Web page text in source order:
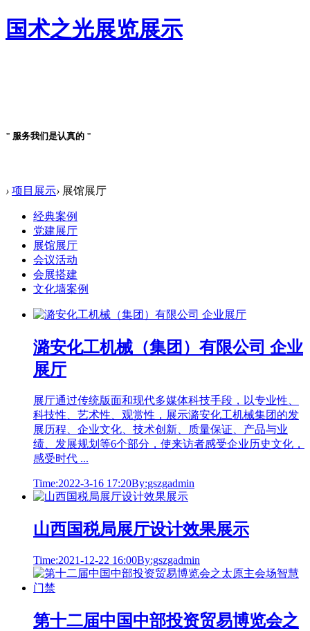
国术之光展览展示
" 服务我们是认真的 "
› 项目展示› 展馆展厅
经典案例
党建展厅
展馆展厅
会议活动
会展搭建
文化墙案例
潞安化工机械（集团）有限公司 企业
展厅
展厅通过传统版面和现代多媒体科技手段，以专业性、
科技性、艺术性、观赏性，展示潞安化工机械集团的发
展历程、企业文化、技术创新、质量保证、产品与业
绩、发展规划等6个部分，使来访者感受企业历史文化，
感受时代 ...
Time:2022-3-16 17:20By:gszgadmin
山西国税局展厅设计效果展示
Time:2021-12-22 16:00By:gszgadmin
第十二届中国中部投资贸易博览会之